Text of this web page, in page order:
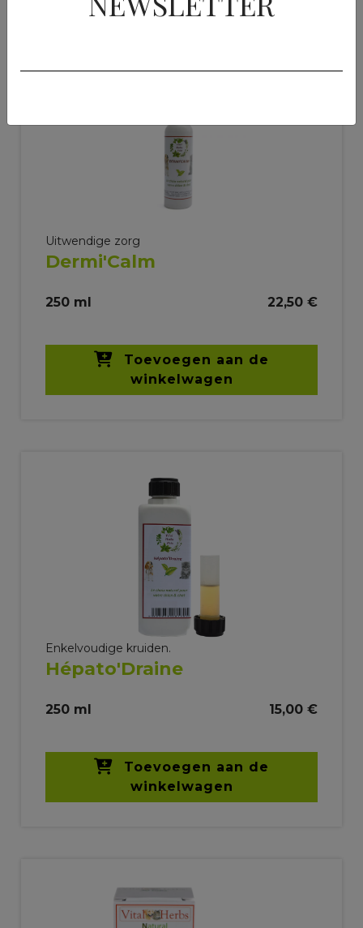
Uitwendige zorg
Dermi'Calm
250 ml 22,50 €
Toevoegen aan de
winkelwagen
Enkelvoudige kruiden.
Hépato'Draine
250 ml 15,00 €
Toevoegen aan de
winkelwagen